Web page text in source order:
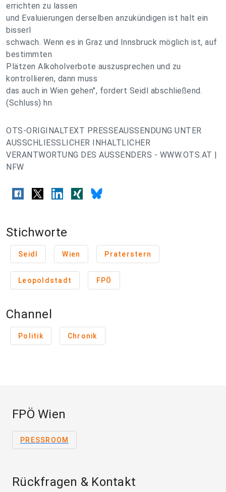
errichten zu lassen
und Evaluierungen derselben anzukündigen ist halt ein
bisserl
schwach. Wenn es in Graz und Innsbruck möglich ist, auf
bestimmten
Plätzen Alkoholverbote auszusprechen und zu
kontrollieren, dann muss
das auch in Wien gehen", fordert Seidl abschließend.
(Schluss) hn
OTS-ORIGINALTEXT PRESSEAUSSENDUNG UNTER
AUSSCHLIESSLICHER INHALTLICHER
VERANTWORTUNG DES AUSSENDERS - WWW.OTS.AT |
NFW
Stichworte
Seidl Wien Praterstern
Leopoldstadt FPÖ
Channel
Politik Chronik
FPÖ Wien
PRESSROOM
Rückfragen & Kontakt